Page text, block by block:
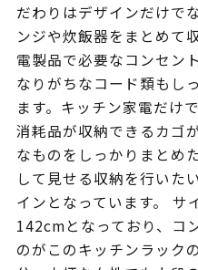
だわりはデザインだけで
ンジや炊飯器をまとめて
電製品で必要なコンセン
なりがちなコード類もし
ます。キッチン家電だけ
消耗品が収納できるカゴ
なものをしっかりまとめ
して見せる収納を行いた
インとなっています。
142cmとなっており、コ
のがこのキッチンラック